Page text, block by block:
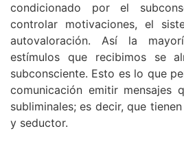
condicionado por el
controlar motivaciones, el
autovaloración. Así la
estímulos que recibimos se
subconsciente. Esto es lo que
comunicación emitir mensajes
subliminales; es decir, que
y seductor.